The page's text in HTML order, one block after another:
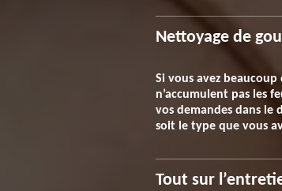
Nettoyage de
Si vous avez
n’accumulent pas les
vos demandes dans le
soit le type que vous
Tout sur